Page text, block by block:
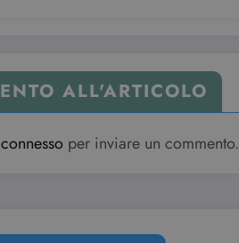
ALL'ARTICOLO
connesso per inviare un commento.